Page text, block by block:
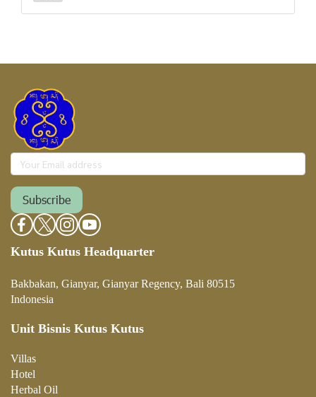
Subscribe
Kutus Kutus Headquarter
Bakbakan, Gianyar, Gianyar Regency, Bali 80515
Indonesia
Unit Bisnis Kutus Kutus
Villas
Hotel
Herbal Oil